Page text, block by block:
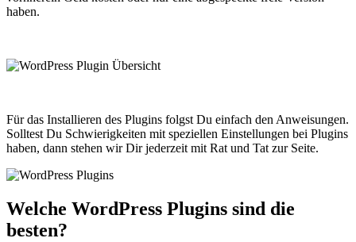
haben.
Für das Installieren des Plugins folgst Du einfach den Anweisungen.
Solltest Du Schwierigkeiten mit speziellen Einstellungen bei Plugins
haben, dann stehen wir Dir jederzeit mit Rat und Tat zur Seite.
Welche WordPress Plugins sind die
besten?